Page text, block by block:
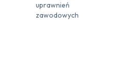
uprawnień
zawodowych